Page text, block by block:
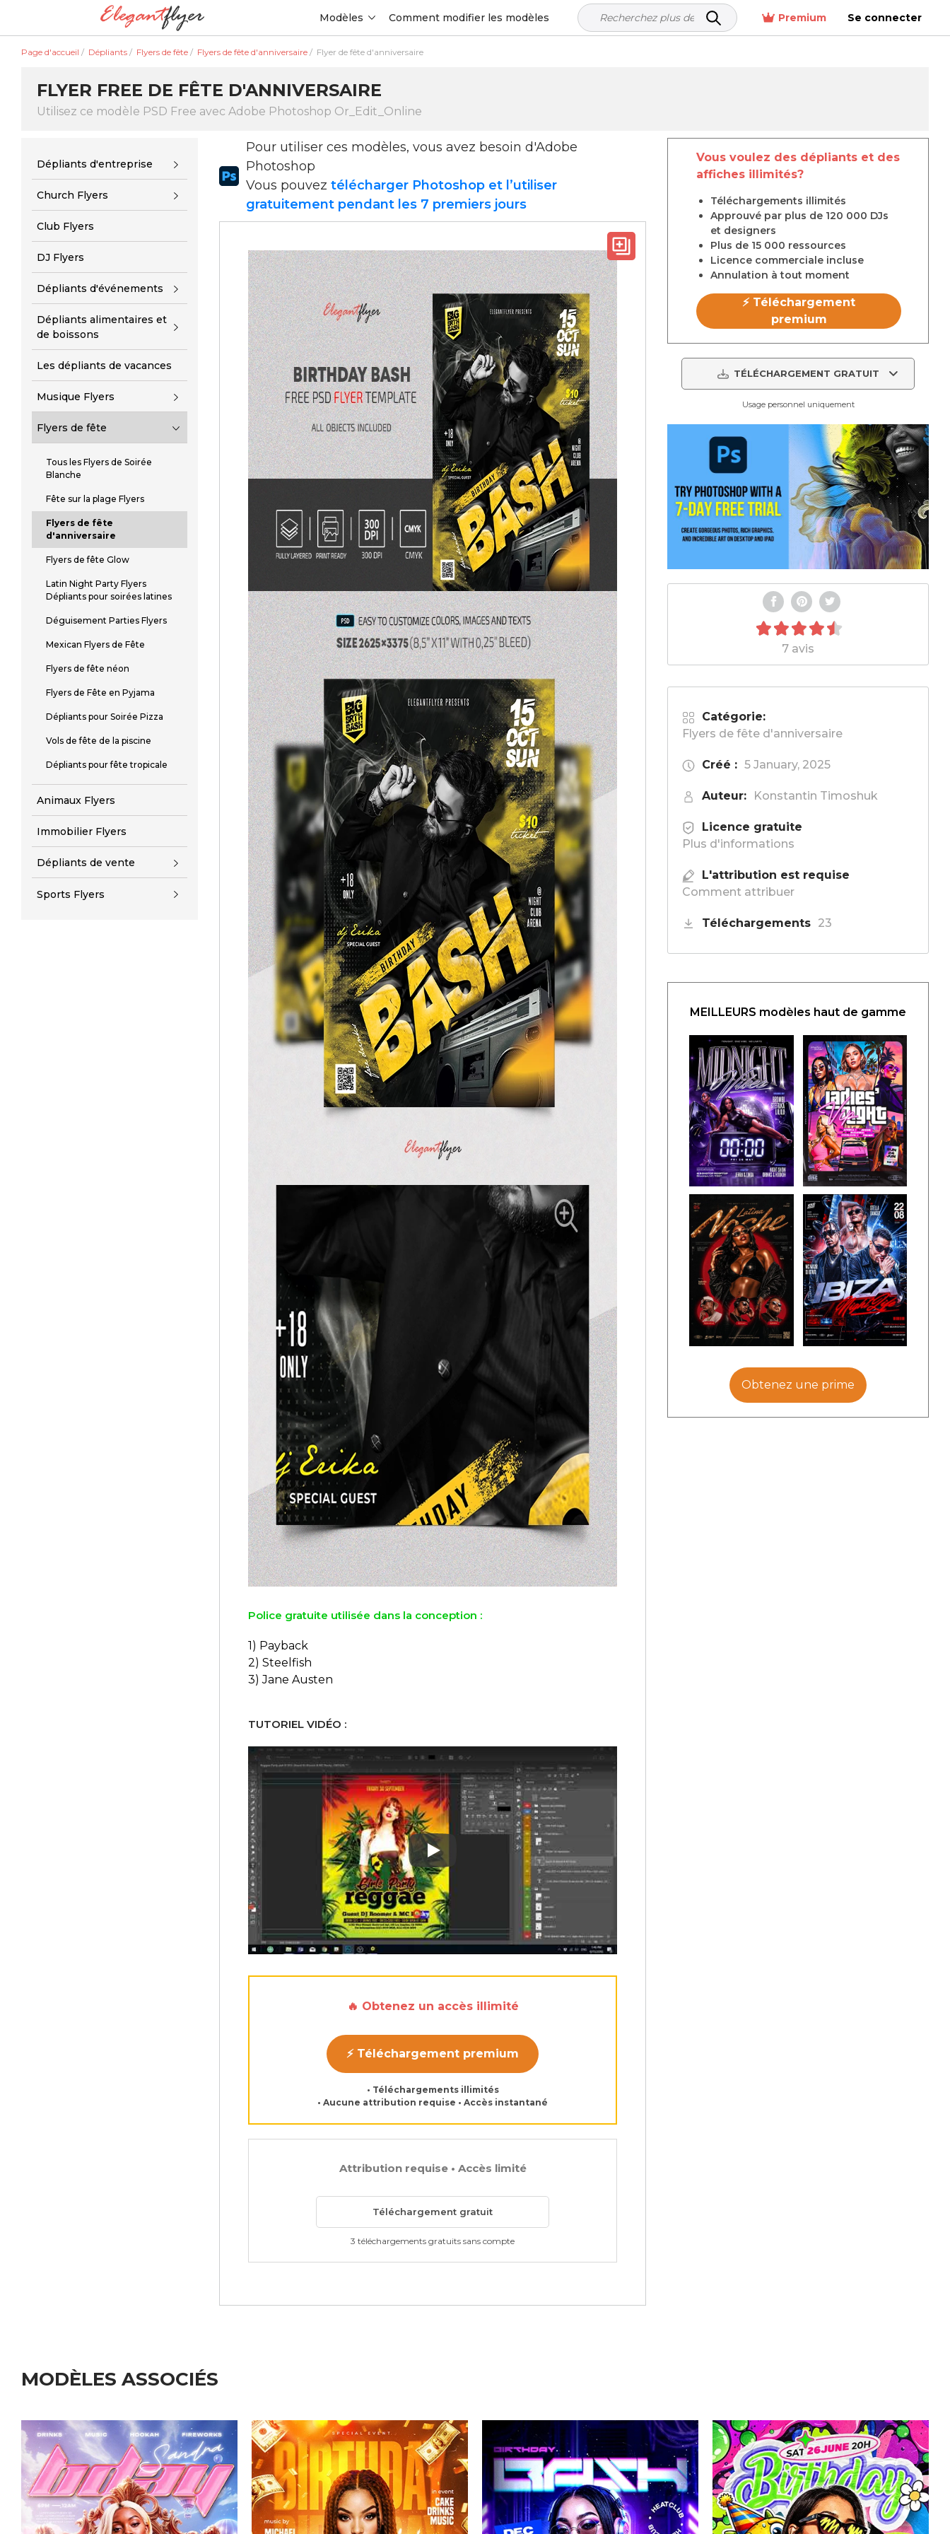
Modèles Comment modifier les modèles Premium Se connecter
Page d'accueil / Dépliants / Flyers de fête / Flyers de fête d'anniversaire / Flyer de fête d'anniversaire
FLYER FREE DE FÊTE D'ANNIVERSAIRE
Utilisez ce modèle PSD Free avec Adobe Photoshop Or_Edit_Online
Dépliants d'entreprise
Church Flyers
Club Flyers
DJ Flyers
Dépliants d'événements
Dépliants alimentaires et
de boissons
Les dépliants de vacances
Musique Flyers
Flyers de fête
Tous les Flyers de Soirée
Blanche
Fête sur la plage Flyers
Flyers de fête
d'anniversaire
Flyers de fête Glow
Latin Night Party Flyers
Dépliants pour soirées latines
Déguisement Parties Flyers
Mexican Flyers de Fête
Flyers de fête néon
Flyers de Fête en Pyjama
Dépliants pour Soirée Pizza
Vols de fête de la piscine
Dépliants pour fête tropicale
Animaux Flyers
Immobilier Flyers
Dépliants de vente
Sports Flyers
Pour utiliser ces modèles, vous avez besoin d'Adobe
Photoshop
Vous pouveztélécharger Photoshop et l’utiliser
gratuitement pendant les 7 premiers jours
Police gratuite utilisée dans la conception :
1) Payback
2) Steelfish
3) Jane Austen
TUTORIEL VIDÉO :
Play: Keynote (Google I/O '18)
🔥 Obtenez un accès illimité
⚡ Téléchargement premium
• Téléchargements illimités
• Aucune attribution requise • Accès instantané
Attribution requise • Accès limité
Téléchargement gratuit
3 téléchargements gratuits sans compte
Vous voulez des dépliants et des
affiches illimités?
Téléchargements illimités
Approuvé par plus de 120 000 DJs
et designers
Plus de 15 000 ressources
Licence commerciale incluse
Annulation à tout moment
⚡ Téléchargement
premium
TÉLÉCHARGEMENT GRATUIT
Usage personnel uniquement
7 avis
Catégorie:
Flyers de fête d'anniversaire
Créé : 5 January, 2025
Auteur: Konstantin Timoshuk
Licence gratuite
Plus d'informations
L'attribution est requise
Comment attribuer
Téléchargements 23
MEILLEURS modèles haut de gamme
Obtenez une prime
MODÈLES ASSOCIÉS